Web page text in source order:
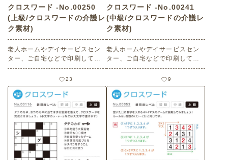
クロスワード -No.00250
(上級/クロスワードの介護レ
ク素材)
老人ホームやデイサービスセン
ター、ご自宅などで印刷してお
使いいただける無料の高齢者向
け介護レク素材（クロスワー
ド・上級）です。
23
クロスワード -No.00241
(中級/クロスワードの介護レ
ク素材)
老人ホームやデイサービスセン
ター、ご自宅などで印刷してお
使いいただける無料の高齢者向
け介護レク素材（クロスワー
ド・中級）です。
9